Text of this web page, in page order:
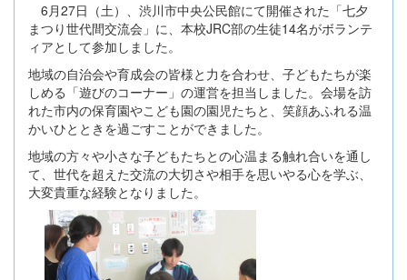
6月27日（土）、渋川市中央公民館にて開催された「七夕
まつり世代間交流会」に、本校JRC部の生徒14名がボランテ
ィアとして参加しました。
地域の自治会や育成会の皆様と力を合わせ、子どもたちが楽
しめる「遊びのコーナー」の運営を担当しました。会場を訪
れた市内の保育園やこども園の園児たちと、笑顔あふれる温
かいひとときを過ごすことができました。
地域の方々や小さな子どもたちとの心温まる触れ合いを通し
て、世代を超えた交流の大切さや相手を思いやる心を学ぶ、
大変貴重な経験となりました。